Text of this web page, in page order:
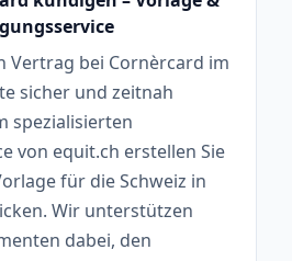
Vertrag bei Cornèrcard im
sicher und zeitnah
spezialisierten
von equit.ch erstellen Sie
für die Schweiz in
Wir unterstützen
dabei, den